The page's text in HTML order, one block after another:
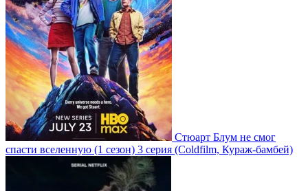
Стюарт Блум не смог
спасти вселенную (1 сезон) 3 серия (Coldfilm, Кураж-бамбей)